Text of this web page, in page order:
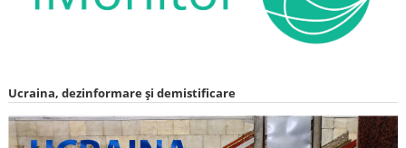
Ucraina, dezinformare și demistificare